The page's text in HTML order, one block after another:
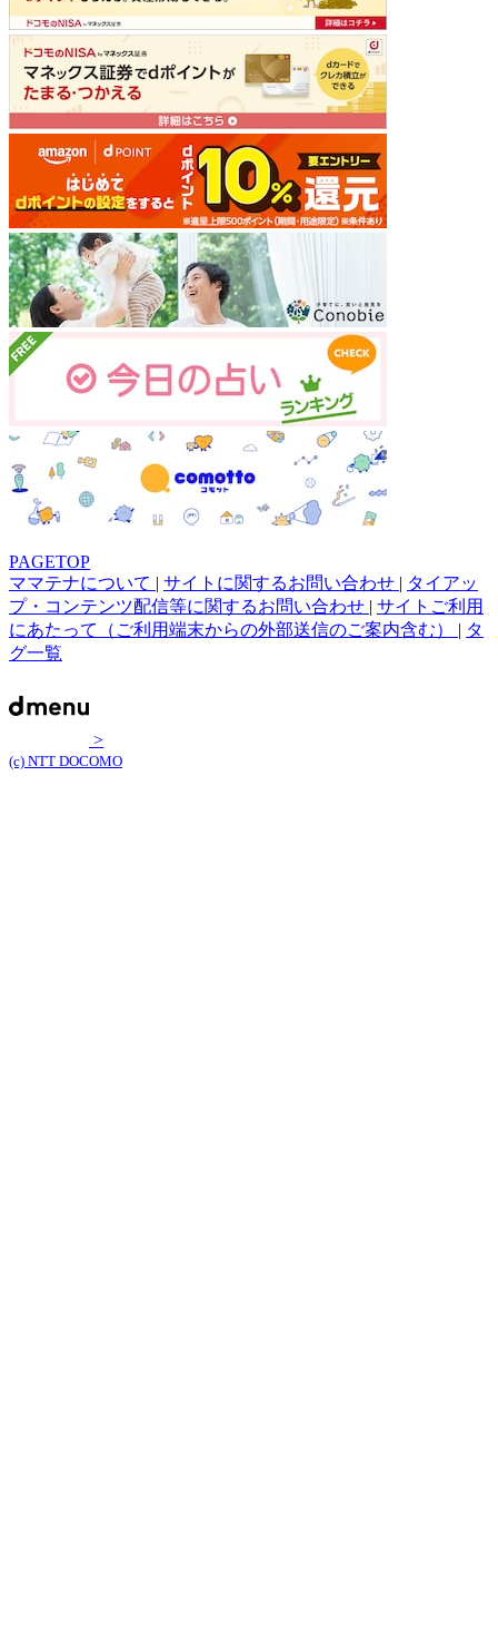
PAGETOP
ママテナについて | サイトに関するお問い合わせ | タイアッ
プ・コンテンツ配信等に関するお問い合わせ | サイトご利用
にあたって（ご利用端末からの外部送信のご案内含む） | タ
グ一覧
>
(c) NTT DOCOMO